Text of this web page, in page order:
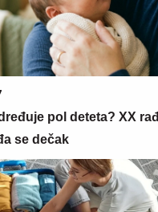
pol deteta? XX
se dečak